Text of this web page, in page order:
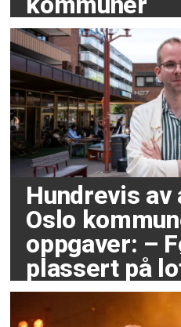
Hundrevis av
Oslo
oppgaver: –
plassert på